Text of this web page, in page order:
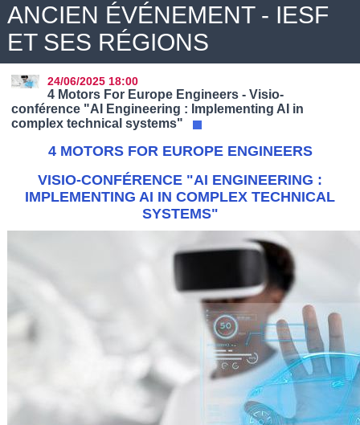
ANCIEN ÉVÉNEMENT - IESF
ET SES RÉGIONS
24/06/2025 18:00
4 Motors For Europe Engineers - Visio-
conférence "AI Engineering : Implementing AI in
complex technical systems"
4 MOTORS FOR EUROPE ENGINEERS
VISIO-CONFÉRENCE "AI ENGINEERING :
IMPLEMENTING AI IN COMPLEX TECHNICAL
SYSTEMS"